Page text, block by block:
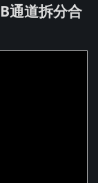
通道拆分合